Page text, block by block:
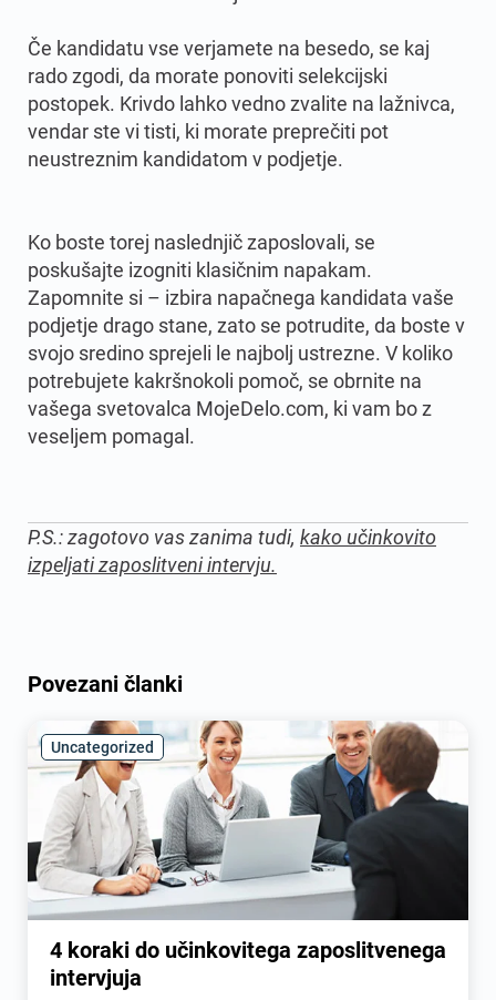
Če kandidatu vse verjamete na besedo, se kaj
rado zgodi, da morate ponoviti selekcijski
postopek. Krivdo lahko vedno zvalite na lažnivca,
vendar ste vi tisti, ki morate preprečiti pot
neustreznim kandidatom v podjetje.
Ko boste torej naslednjič zaposlovali, se
poskušajte izogniti klasičnim napakam.
Zapomnite si – izbira napačnega kandidata vaše
podjetje drago stane, zato se potrudite, da boste v
svojo sredino sprejeli le najbolj ustrezne. V koliko
potrebujete kakršnokoli pomoč, se obrnite na
vašega svetovalca MojeDelo.com, ki vam bo z
veseljem pomagal.
P.S.: zagotovo vas zanima tudi, kako učinkovito
izpeljati zaposlitveni intervju.
Povezani članki
Uncategorized
4 koraki do učinkovitega zaposlitvenega
intervjuja